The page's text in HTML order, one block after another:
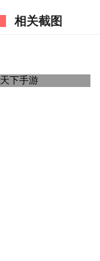
相关截图